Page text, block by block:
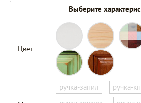
Выберите
Цвет
ручка-запил
ручка-